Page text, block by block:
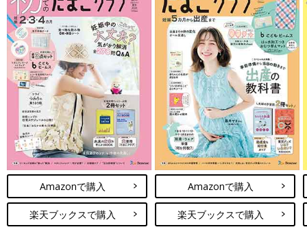
熟した「柿」は離乳初期からOK。好まない赤ちゃんもい
るかも
離乳初期（5～6カ月ごろ）から食べさせられますが、やや渋みが
あるので好まない赤ちゃんもいるでしょう。初めて食べさせると
きは、熟したやわらかいものがおすすめです。離乳初期はすりつ
ぶしたり、すりおろしたものを少量ならOK。果実のかけらが残
っていないことを確認して与えましょう。
【専門家監修】動画 30秒でわかる！
絶対知っておきたい赤ちゃんにNGな食
べ物
「赤ちゃんに絶対食べさせてはいけないものっ
てあるの？」というハテナに答える動画を作っ
てみました。赤ちゃんは大人と違って、食べ物
を消化・吸収する能力や、かんだり飲み込んだ
りする力が未発達です。だから、大人は食べて
Amazonで購入
楽天ブックスで購入
Amazonで購入
楽天ブックスで購入